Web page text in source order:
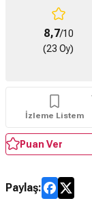
8,7/10
(23 Oy)
İzleme Listem
Puan Ver
Paylaş: